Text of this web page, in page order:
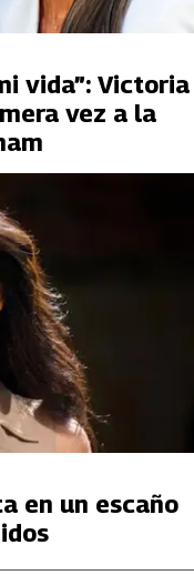
vida”: Victoria
vez a la
en un escaño